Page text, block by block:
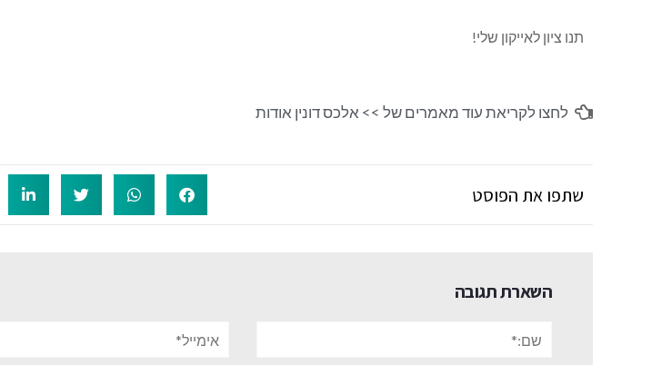
תנו ציון לאייקון שלי!
לחצו לקריאת עוד מאמרים של >> אלכס דונין אודות
שתפו את הפוסט
השארת תגובה